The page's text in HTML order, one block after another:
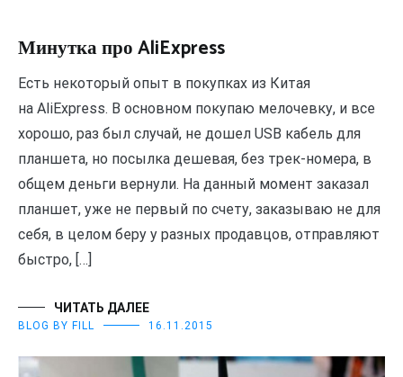
Минутка про AliExpress
Есть некоторый опыт в покупках из Китая
на AliExpress. В основном покупаю мелочевку, и все
хорошо, раз был случай, не дошел USB кабель для
планшета, но посылка дешевая, без трек-номера, в
общем деньги вернули. На данный момент заказал
планшет, уже не первый по счету, заказываю не для
себя, в целом беру у разных продавцов, отправляют
быстро, […]
ЧИТАТЬ ДАЛЕЕ
BLOG BY FILL 16.11.2015